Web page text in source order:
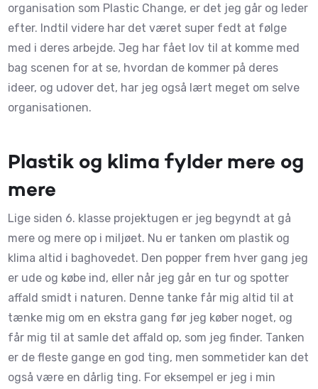
organisation som Plastic Change, er det jeg går og leder
efter. Indtil videre har det været super fedt at følge
med i deres arbejde. Jeg har fået lov til at komme med
bag scenen for at se, hvordan de kommer på deres
ideer, og udover det, har jeg også lært meget om selve
organisationen.
Plastik og klima fylder mere og
mere
Lige siden 6. klasse projektugen er jeg begyndt at gå
mere og mere op i miljøet. Nu er tanken om plastik og
klima altid i baghovedet. Den popper frem hver gang jeg
er ude og købe ind, eller når jeg går en tur og spotter
affald smidt i naturen. Denne tanke får mig altid til at
tænke mig om en ekstra gang før jeg køber noget, og
får mig til at samle det affald op, som jeg finder. Tanken
er de fleste gange en god ting, men sommetider kan det
også være en dårlig ting. For eksempel er jeg i min